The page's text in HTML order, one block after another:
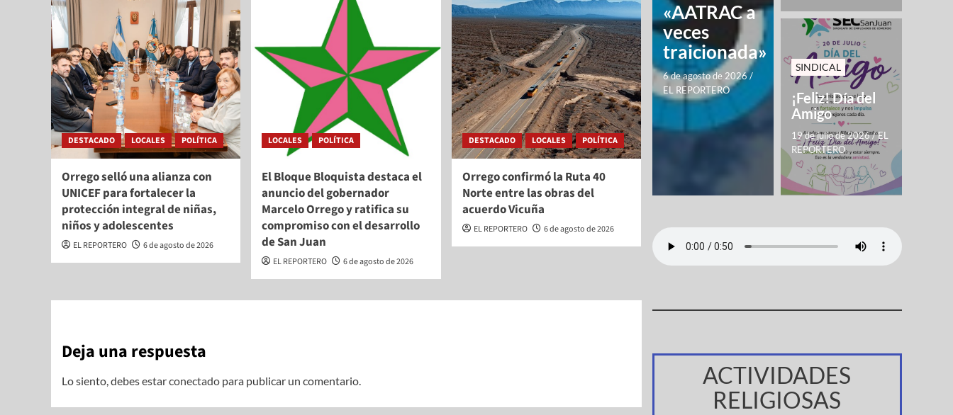
DESTACADO LOCALES POLÍTICA
Orrego selló una alianza con
UNICEF para fortalecer la
protección integral de niñas,
niños y adolescentes
EL REPORTERO 6 de agosto de 2026
LOCALES POLÍTICA
El Bloque Bloquista destaca el
anuncio del gobernador
Marcelo Orrego y ratifica su
compromiso con el desarrollo
de San Juan
EL REPORTERO 6 de agosto de 2026
DESTACADO LOCALES POLÍTICA
Orrego confirmó la Ruta 40
Norte entre las obras del
acuerdo Vicuña
EL REPORTERO 6 de agosto de 2026
Deja una respuesta
Lo siento, debes estarconectado para publicar un comentario.
«AATRAC a
veces
traicionada»
6 de agosto de 2026/
EL REPORTERO
SINDICAL
¡Feliz! Día del
Amigo
19 de julio de 2026/EL
REPORTERO
ACTIVIDADES
RELIGIOSAS